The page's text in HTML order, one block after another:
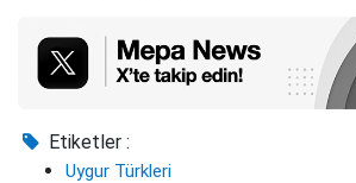
Etiketler :
Uygur Türkleri